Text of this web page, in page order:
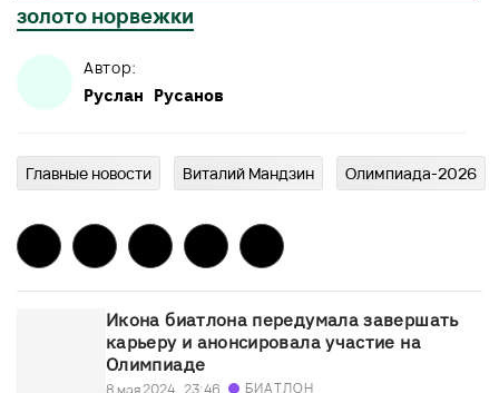
золото норвежки
Автор:
Руслан Русанов
Главныe новости Виталий Мандзин Олимпиада-2026
Икона биатлона передумала завершать
карьеру и анонсировала участие на
Олимпиаде
8 мая 2024, 23:46 БИАТЛОН